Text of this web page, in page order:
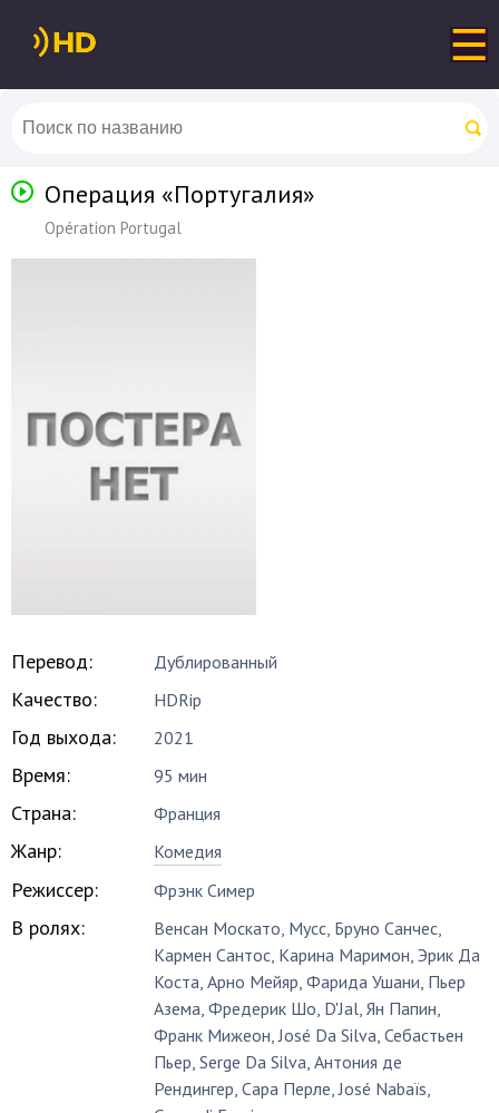
Операция «Португалия»
Opération Portugal
Перевод: Дублированный
Качество: HDRip
Год выхода: 2021
Время: 95 мин
Страна: Франция
Жанр: Комедия
Режиссер: Фрэнк Симер
В ролях: Венсан Москато, Мусс, Бруно Санчес,
Кармен Сантос, Карина Маримон,Эрик Да
Коста,Арно Мейяр,Фарида Ушани, Пьер
Азема,Фредерик Шо, D'Jal,Ян Папин,
Франк Мижеон,José Da Silva,Себастьен
Пьер,Serge Da Silva,Антония де
Рендингер,Сара Перле,José Nabaïs,